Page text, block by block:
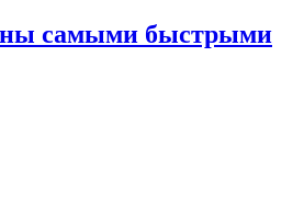
самыми быстрыми